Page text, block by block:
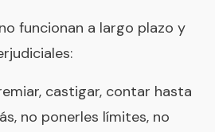
funcionan a largo plazo y
castigar, contar hasta
no ponerles límites, no